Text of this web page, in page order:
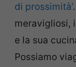
di prossimità’
meravigliosi,
e la sua
Possiamo